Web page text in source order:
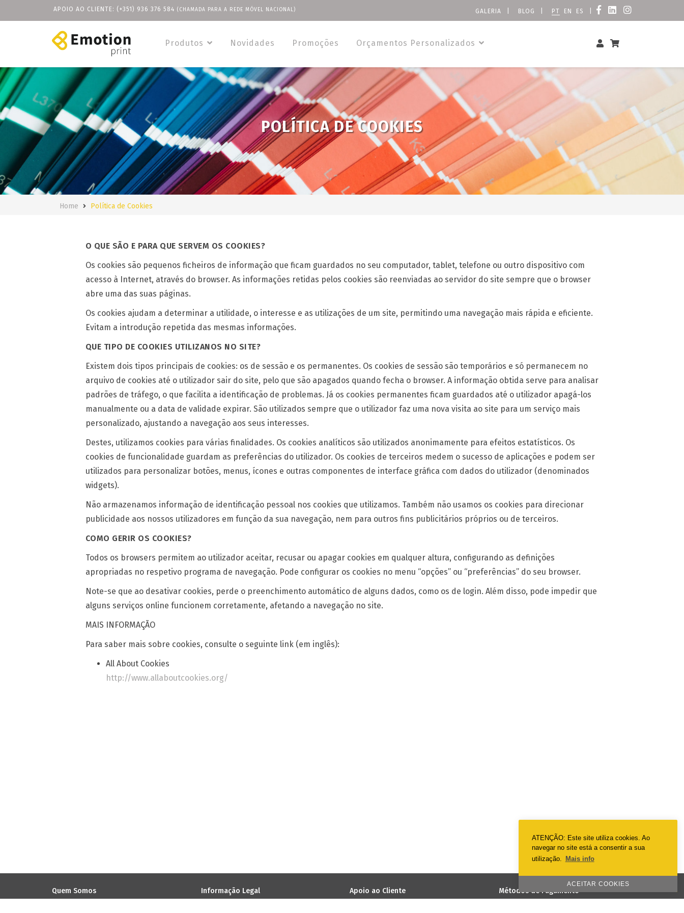
ATENÇÃO: Este site utiliza cookies. Ao
navegar no site está a consentir a sua
utilização.
Mais info
ACEITAR COOKIES
APOIO AO CLIENTE: (+351) 936 376 584 (CHAMADA PARA A REDE MÓVEL NACIONAL) GALERIA BLOG PT EN ES
Produtos Novidades Promoções Orçamentos Personalizados
POLÍTICA DE COOKIES
Home Política de Cookies
O QUE SÃO E PARA QUE SERVEM OS COOKIES?
Os cookies são pequenos ficheiros de informação que ficam guardados no seu computador, tablet, telefone ou outro dispositivo com
acesso à Internet, através do browser. As informações retidas pelos cookies são reenviadas ao servidor do site sempre que o browser
abre uma das suas páginas.
Os cookies ajudam a determinar a utilidade, o interesse e as utilizações de um site, permitindo uma navegação mais rápida e eficiente.
Evitam a introdução repetida das mesmas informações.
QUE TIPO DE COOKIES UTILIZANOS NO SITE?
Existem dois tipos principais de cookies: os de sessão e os permanentes. Os cookies de sessão são temporários e só permanecem no
arquivo de cookies até o utilizador sair do site, pelo que são apagados quando fecha o browser. A informação obtida serve para analisar
padrões de tráfego, o que facilita a identificação de problemas. Já os cookies permanentes ficam guardados até o utilizador apagá-los
manualmente ou a data de validade expirar. São utilizados sempre que o utilizador faz uma nova visita ao site para um serviço mais
personalizado, ajustando a navegação aos seus interesses.
Destes, utilizamos cookies para várias finalidades. Os cookies analíticos são utilizados anonimamente para efeitos estatísticos. Os
cookies de funcionalidade guardam as preferências do utilizador. Os cookies de terceiros medem o sucesso de aplicações e podem ser
utilizados para personalizar botões, menus, ícones e outras componentes de interface gráfica com dados do utilizador (denominados
widgets).
Não armazenamos informação de identificação pessoal nos cookies que utilizamos. Também não usamos os cookies para direcionar
publicidade aos nossos utilizadores em função da sua navegação, nem para outros fins publicitários próprios ou de terceiros.
COMO GERIR OS COOKIES?
Todos os browsers permitem ao utilizador aceitar, recusar ou apagar cookies em qualquer altura, configurando as definições
apropriadas no respetivo programa de navegação. Pode configurar os cookies no menu “opções” ou “preferências” do seu browser.
Note-se que ao desativar cookies, perde o preenchimento automático de alguns dados, como os de login. Além disso, pode impedir que
alguns serviços online funcionem corretamente, afetando a navegação no site.
MAIS INFORMAÇÃO
Para saber mais sobre cookies, consulte o seguinte link (em inglês):
All About Cookies
http://www.allaboutcookies.org/
Quem Somos Informação Legal Apoio ao Cliente Métodos de Pagamento